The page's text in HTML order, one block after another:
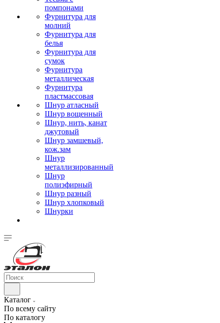
помпонами
Фурнитура для
молний
Фурнитура для
белья
Фурнитура для
сумок
Фурнитура
металлическая
Фурнитура
пластмассовая
Шнур атласный
Шнур вощенный
Шнур, нить, канат
джутовый
Шнур замшевый,
кож.зам
Шнур
металлизированный
Шнур
полиэфирный
Шнур разный
Шнур хлопковый
Шнурки
Каталог
По всему сайту
По каталогу